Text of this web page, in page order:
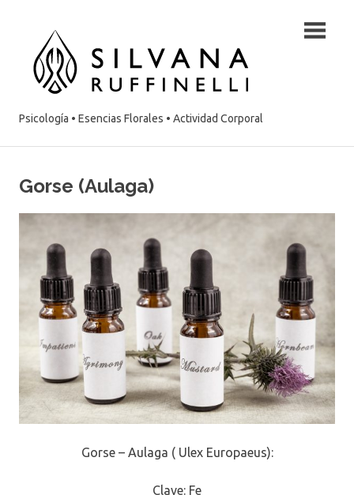
contenido
–
Psicología • Esencias Florales • Actividad Corporal
Gorse (Aulaga)
Gorse – Aulaga ( Ulex Europaeus):
Clave: Fe